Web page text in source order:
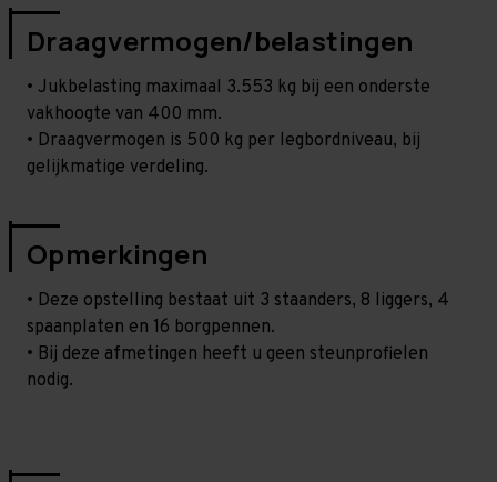
Draagvermogen/belastingen
• Jukbelasting maximaal 3.553 kg bij een onderste
vakhoogte van 400 mm.
• Draagvermogen is 500 kg per legbordniveau, bij
gelijkmatige verdeling.
Opmerkingen
• Deze opstelling bestaat uit 3 staanders, 8 liggers, 4
spaanplaten en 16 borgpennen.
• Bij deze afmetingen heeft u geen steunprofielen
nodig.